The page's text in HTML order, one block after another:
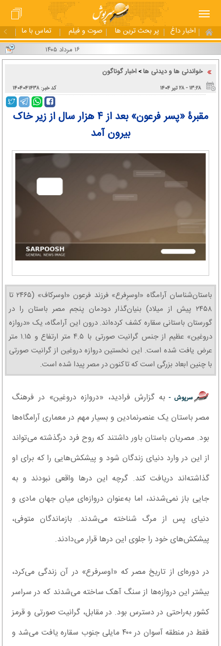
اخبار داغ پر بحث ترین ها صوت و فیلم تماس با ما
خواندنی ها و دیدنی ها> اخبار گوناگون
۱۳:۲۸ - ۲۸ تير ۱۴۰۴ کد خبر: ۱۴۰۴۰۴۱۴۳۸
مقبرۀ «پسر فرعون» بعد از ۴ هزار سال از زیر خاک
بیرون آمد
باستان‌شناسان آرامگاه «اوسرِفرع» فرزند فرعون «اوسرکاف» (۲۴۶۵ تا
۲۴۵۸ پیش از میلاد) بنیان‌گذار دودمان پنجم مصر باستان را در
گورستان باستانی سقاره کشف کرده‌اند. درون این آرامگاه، یک «دروازه
دروغین» عظیم از جنس گرانیت صورتی با ۴.۵ متر ارتفاع و ۱.۱۵ متر
عرض یافت شده است. این نخستین دروازه دروغین از گرانیت صورتی
با چنین ابعاد بزرگی است که تاکنون در مصر پیدا شده است.
سرپوش - به گزارش فرادید، «دروازه دروغین» در فرهنگ
مصر باستان یک عنصرنمادین و بسیار مهم در معماری آرامگاه‌ها
بود. مصریان باستان باور داشتند که روح فرد درگذشته می‌تواند
از این در وارد دنیای زندگان شود و پیشکش‌هایی را که برای او
گذاشته‌اند دریافت کند. گرچه این درها واقعی نبودند و به
جایی باز نمی‌شدند، اما به‌عنوان دروازه‌ای میان جهان مادی و
دنیای پس از مرگ شناخته می‌شدند. بازماندگان متوفی،
پیشکش‌های خود را جلوی این درها قرار می‌دادند.
در دوره‌ای از تاریخ مصر که «اوسرفرع» در آن زندگی می‌کرد،
بیشتر این دروازه‌ها از سنگ آهک ساخته می‌شدند که در سراسر
کشور به‌راحتی در دسترس بود. در مقابل، گرانیت صورتی و قرمز
فقط در منطقه آسوان در ۴۰۰ مایلی جنوب سقاره یافت می‌شد و